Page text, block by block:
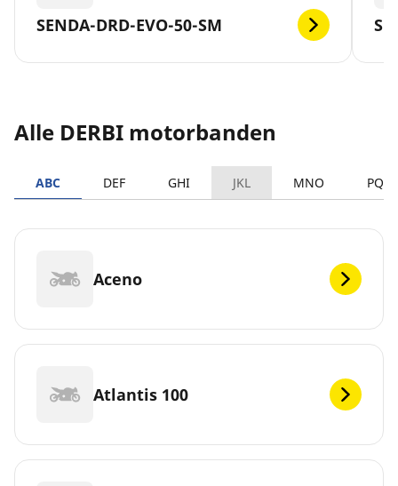
SENDA-DRD-EVO-50-SM
Alle DERBI motorbanden
ABC DEF GHI JKL MNO PQRS
Aceno
Atlantis 100